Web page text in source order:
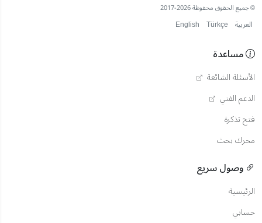
© جميع الحقوق محفوظة 2026-2017
العربية English Türkçe
مساعدة
الأسئلة الشائعة
الدعم الفني
فتح تذكرة
محرك بحث
وصول سريع
الرئيسية
حسابي